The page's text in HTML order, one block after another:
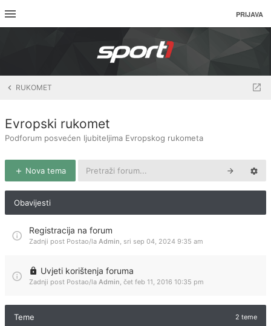
PRIJAVA
RUKOMET
Evropski rukomet
Podforum posvećen ljubiteljima Evropskog rukometa
Nova tema
Obavijesti
Registracija na forum
Zadnji post Postao/la Admin, sri sep 04, 2024 9:35 am
Uvjeti korištenja foruma
Zadnji post Postao/la Admin, čet feb 11, 2016 10:35 pm
Teme 2 teme